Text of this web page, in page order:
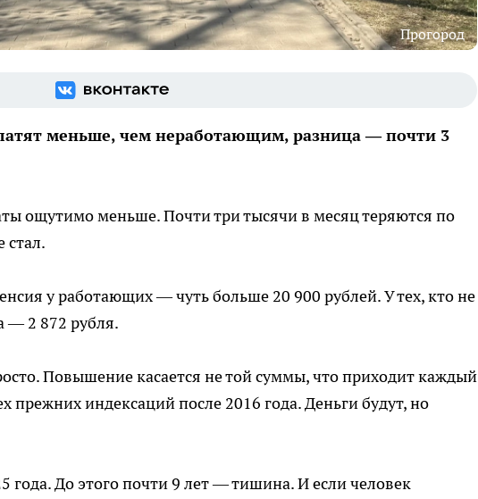
Прогород
меньше, чем неработающим, разница — почти 3
ощутимо меньше. Почти три тысячи в месяц теряются по
стал.
у работающих — чуть больше 20 900 рублей. У тех, кто не
— 2 872 рубля.
Повышение касается не той суммы, что приходит каждый
прежних индексаций после 2016 года. Деньги будут, но
года. До этого почти 9 лет — тишина. И если человек